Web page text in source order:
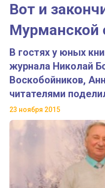
Вот и
Мурманской
В гостях у юных
журнала Николай
Воскобойников,
читателями
23 ноября 2015